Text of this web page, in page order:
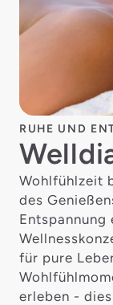
RUHE UND
Wohlfühlzeit
des
Entspannung
für pure
erleben -